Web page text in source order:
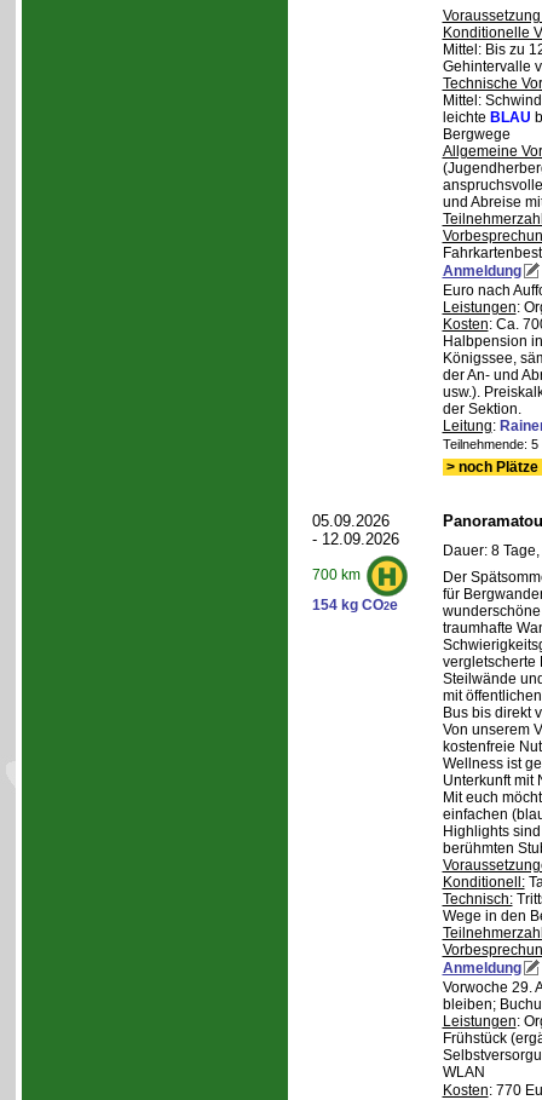
Konditionelle
Mittel: Bis zu
Gehintervalle
Technische
Mittel:
leichte BLAU
Bergwege
Allgemeine
und Abreise
Anmeldung
Euro nach
Leistungen:
Kosten: Ca.
Halbpension
Königssee,
der An- und
usw.).
der Sektion.
Leitung:
Teilnehmende:
> noch
05.09.2026
- 12.09.2026
700 km
154 kg CO2e
Dauer: 8
Der
für
traumhafte
vergletscherte
Steilwände
mit
Bus bis direkt
Von unserem
kostenfreie
Wellness ist
Unterkunft mit
Mit euch
einfachen
Highlights
berühmten
Konditionell:
Technisch:
Wege in den
Anmeldung
Vorwoche 29.
bleiben;
Leistungen:
Frühstück
WLAN
Kosten: 770